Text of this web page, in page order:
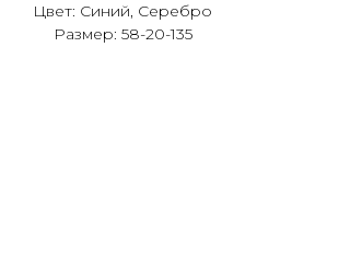
Цвет: Синий, Серебро
Размер: 58-20-135